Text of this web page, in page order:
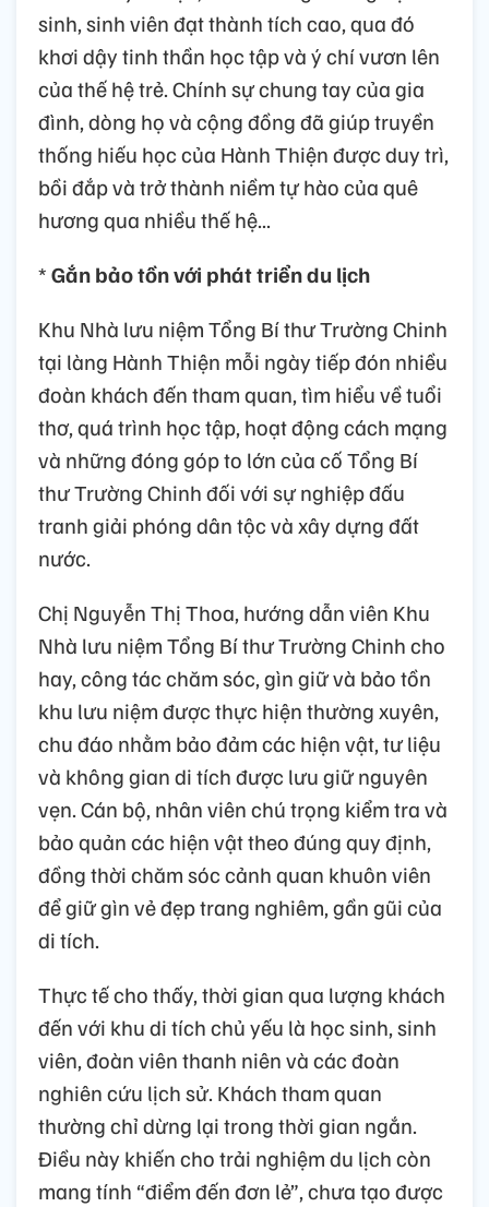
sinh, sinh viên đạt thành tích cao, qua đó
khơi dậy tinh thần học tập và ý chí vươn lên
của thế hệ trẻ. Chính sự chung tay của gia
đình, dòng họ và cộng đồng đã giúp truyền
thống hiếu học của Hành Thiện được duy trì,
bồi đắp và trở thành niềm tự hào của quê
hương qua nhiều thế hệ...
*Gắn bảo tồn với phát triển du lịch
Khu Nhà lưu niệm Tổng Bí thư Trường Chinh
tại làng Hành Thiện mỗi ngày tiếp đón nhiều
đoàn khách đến tham quan, tìm hiểu về tuổi
thơ, quá trình học tập, hoạt động cách mạng
và những đóng góp to lớn của cố Tổng Bí
thư Trường Chinh đối với sự nghiệp đấu
tranh giải phóng dân tộc và xây dựng đất
nước.
Chị Nguyễn Thị Thoa, hướng dẫn viên Khu
Nhà lưu niệm Tổng Bí thư Trường Chinh cho
hay, công tác chăm sóc, gìn giữ và bảo tồn
khu lưu niệm được thực hiện thường xuyên,
chu đáo nhằm bảo đảm các hiện vật, tư liệu
và không gian di tích được lưu giữ nguyên
vẹn. Cán bộ, nhân viên chú trọng kiểm tra và
bảo quản các hiện vật theo đúng quy định,
đồng thời chăm sóc cảnh quan khuôn viên
để giữ gìn vẻ đẹp trang nghiêm, gần gũi của
di tích.
Thực tế cho thấy, thời gian qua lượng khách
đến với khu di tích chủ yếu là học sinh, sinh
viên, đoàn viên thanh niên và các đoàn
nghiên cứu lịch sử. Khách tham quan
thường chỉ dừng lại trong thời gian ngắn.
Điều này khiến cho trải nghiệm du lịch còn
mang tính “điểm đến đơn lẻ”, chưa tạo được